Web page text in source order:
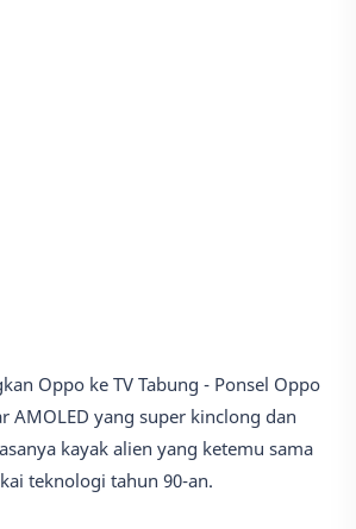
Oppo ke TV Tabung - Ponsel Oppo
AMOLED yang super kinclong dan
kayak alien yang ketemu sama
teknologi tahun 90-an.